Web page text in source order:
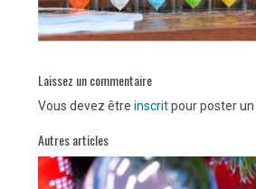
Laissez un commentaire
Vous devez être inscritpour poster
Autres articles